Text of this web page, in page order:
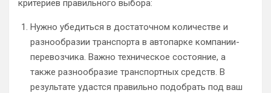
критериев правильного выбора:
Нужно убедиться в достаточном количестве и
разнообразии транспорта в автопарке компании-
перевозчика. Важно техническое состояние, а
также разнообразие транспортных средств. В
результате удастся правильно подобрать под ваш